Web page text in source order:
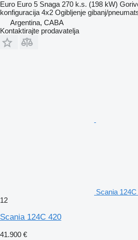
Euro Euro 5 Snaga 270 k.s. (198 kW)
konfiguracija 4x2 Ogibljenje gibanj/
Argentina, CABA
Kontaktirajte prodavatelja
Scania
12
Scania 124C 420
41.900 €